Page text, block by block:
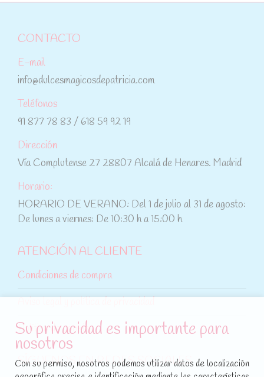
CONTACTO
E-mail
info@dulcesmagicosdepatricia.com
Teléfonos
91 877 78 83 / 618 59 92 19
Dirección
Vía Complutense 27 28807 Alcalá de Henares. Madrid
Horario:
HORARIO DE VERANO: Del 1 de julio al 31 de agosto:
De lunes a viernes: De 10:30 h a 15:00 h
ATENCIÓN AL CLIENTE
Condiciones de compra
Aviso legal y política de privacidad
Política de cookies
SÍGUENOS EN REDES SOCIALES
Su privacidad es importante para
nosotros
Con su permiso, nosotros podemos utilizar datos de localización